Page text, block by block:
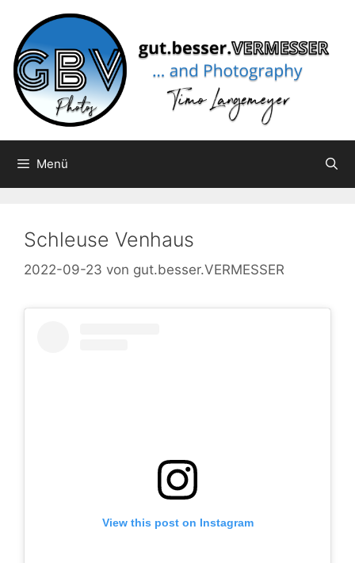
Inhalt
springen
Menü
Schleuse Venhaus
2022-09-23 von gut.besser.VERMESSER
View this post on Instagram